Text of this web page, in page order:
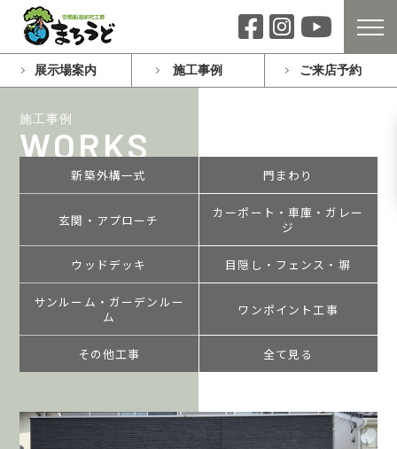
展示場案内 施工事例 ご来店予約
施工事例
WORKS
新築外構一式 門まわり
玄関・アプローチ
カーポート・車庫・ガレー
ジ
ウッドデッキ 目隠し・フェンス・塀
サンルーム・ガーデンルー
ム
ワンポイント工事
その他工事 全て見る